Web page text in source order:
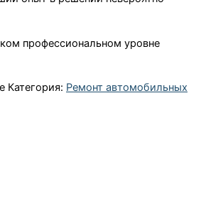
профессиональном уровне
Категория: Ремонт автомобильных